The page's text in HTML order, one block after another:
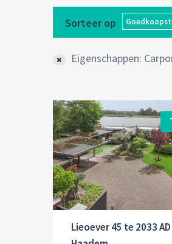
Sorteer op
Eigenschappen:
Lieoever 45 te 2033 AD